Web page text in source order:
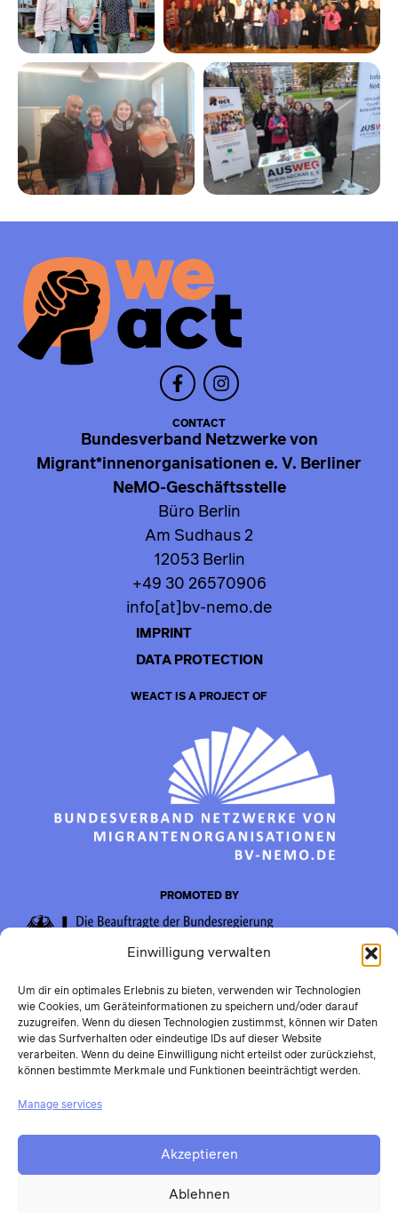
Einwilligung verwalten
Um dir ein optimales Erlebnis zu bieten, verwenden wir Technologien
wie Cookies, um Geräteinformationen zu speichern und/oder darauf
zuzugreifen. Wenn du diesen Technologien zustimmst, können wir Daten
wie das Surfverhalten oder eindeutige IDs auf dieser Website
verarbeiten. Wenn du deine Einwilligung nicht erteilst oder zurückziehst,
können bestimmte Merkmale und Funktionen beeinträchtigt werden.
Manage services
Akzeptieren
Ablehnen
CONTACT
Bundesverband Netzwerke von
Migrant*innenorganisationen e. V. Berliner
NeMO-Geschäftsstelle
Büro Berlin
Am Sudhaus 2
12053 Berlin
+49 30 26570906
info[at]bv-nemo.de
IMPRINT
DATA PROTECTION
WEACT IS A PROJECT OF
PROMOTED BY